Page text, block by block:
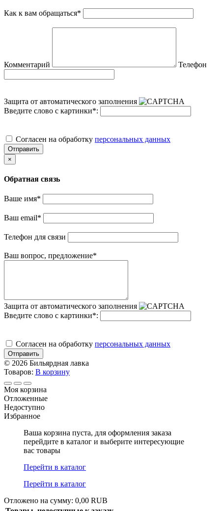
Как к вам обращаться*
Комментарий Телефон
Защита от автоматического заполнения
Введите слово с картинки*:
Cогласен на обработку персональных данных
Отправить
×
Обратная связь
Ваше имя*
Ваш email*
Телефон для связи
Ваш вопрос, предложение*
Защита от автоматического заполнения
Введите слово с картинки*:
Cогласен на обработку персональных данных
Отправить
© 2026 Бильярдная лавка
Товаров: В корзину
Моя корзина
Отложенные
Недоступно
Избранное
Ваша корзина пуста, для оформления заказа
перейдите в каталог и выберите интересующие
вас товары
Перейти в каталог
Перейти в каталог
Отложено на сумму: 0,00 RUB